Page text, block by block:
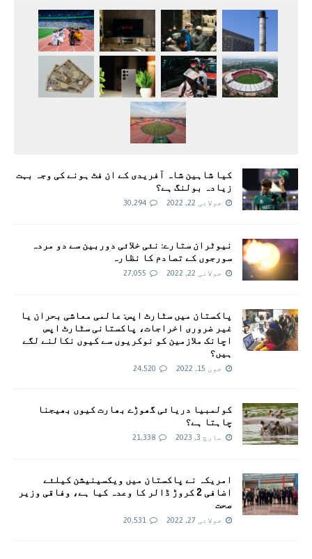
کیا شاہین شاہ آفریدی کے ان فٹ ہونے کی وجہ بہت
زیادہ بولنگ ہے؟
جولائی 22, 2022 30,294
نیوٹران ستارے: نئی خلائی دوربین سے دو مردہ
سورجوں کے تصادم کا نظارہ
جولائی 22, 2022 27,055
پاکستان میں سٹارٹ اپس: عالمی معاشی بحران یا
غیر ضروری اخراجات، پاکستانی سٹارٹ اپس
اچانک ملازمین کو نوکریوں سے کیوں نکالنے لگے
ہیں؟
جون 15, 2022 24,520
کولمبیا دریائی گھوڑے بھارت کیوں بھیجنا
چاہتا ہے؟
مارچ 3, 2023 21,338
امريکہ نے پاکستان میں ویکسینیشن کیلئے
اضافی 2 کروڑ ڈالر کا وعدہ کیا ہے، وفاقی وزیر
صحت
جولائی 27, 2022 20,531